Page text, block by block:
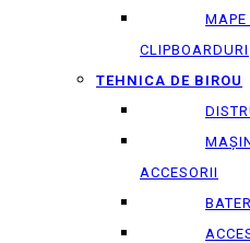
MAPE
CLIPBOARDURI
TEHNICA DE BIROU
ACCESORII